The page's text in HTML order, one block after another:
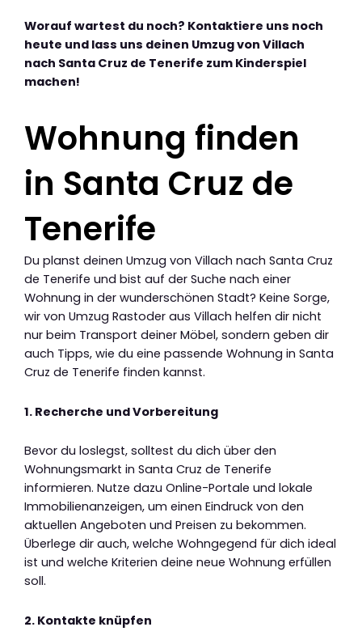
Worauf wartest du noch? Kontaktiere uns noch
heute und lass uns deinen Umzug von Villach
nach Santa Cruz de Tenerife zum Kinderspiel
machen!
Wohnung finden
in Santa Cruz de
Tenerife
Du planst deinen Umzug von Villach nach Santa Cruz
de Tenerife und bist auf der Suche nach einer
Wohnung in der wunderschönen Stadt? Keine Sorge,
wir von Umzug Rastoder aus Villach helfen dir nicht
nur beim Transport deiner Möbel, sondern geben dir
auch Tipps, wie du eine passende Wohnung in Santa
Cruz de Tenerife finden kannst.
1. Recherche und Vorbereitung
Bevor du loslegst, solltest du dich über den
Wohnungsmarkt in Santa Cruz de Tenerife
informieren. Nutze dazu Online-Portale und lokale
Immobilienanzeigen, um einen Eindruck von den
aktuellen Angeboten und Preisen zu bekommen.
Überlege dir auch, welche Wohngegend für dich ideal
ist und welche Kriterien deine neue Wohnung erfüllen
soll.
2. Kontakte knüpfen